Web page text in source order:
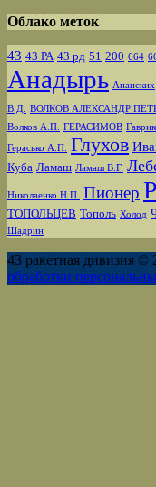
Облако меток
43 43 РА 43 рд 51 200 664
Анадырь Ананских
В.Д. ВОЛКОВ АЛЕКСАНДР
Волков А.П. ГЕРАСИМОВ
Герасько А.П. Глухов
Куба Ламаш Ламаш В.Г.
Николаенко Н.П. Пионер
ТОПОЛЬЦЕВ Тополь Холод
Шадрин
43 ракетная дивизия ©
обработки